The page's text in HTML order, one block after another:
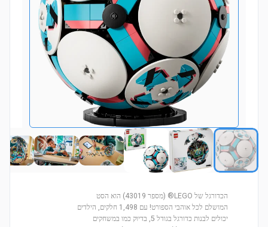
הכדורגל של LEGO® (מספר 43019) הוא הסט
המושלם לכל אוהבי הספורט! עם 1,498 חלקים, הילדים
יכולים לבנות כדורגל בגודל 5, בדיוק כמו במשחקים